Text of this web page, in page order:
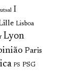
I
Lisboa
Lyon
Paris
PS PSG